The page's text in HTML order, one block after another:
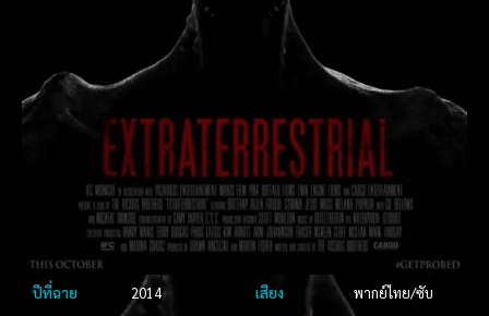
ปีที่ฉาย 2014 เสียง
พากย์ไทย/ซับ